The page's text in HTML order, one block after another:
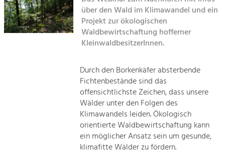
Suche
Landscape.
Tourism
Offer Development and Positioning
Art & Culture
Crafts, Science and Research.
Social Affairs, Education
Equality, Youth and Integration.
über den Wald im Klimawandel und ein
Projekt zur ökologischen
Waldbewirtschaftung hofferner
KleinwaldbesitzerInnen.
Durch den Borkenkäfer absterbende
Fichtenbestände sind das
offensichtlichste Zeichen, dass unsere
Wälder unter den Folgen des
Klimawandels leiden. Ökologisch
orientierte Waldbewirtschaftung kann
ein möglicher Ansatz sein um gesunde,
klimafitte Wälder zu fördern.